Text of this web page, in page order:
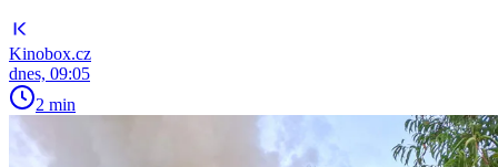
Kinobox.cz
dnes, 09:05
2 min